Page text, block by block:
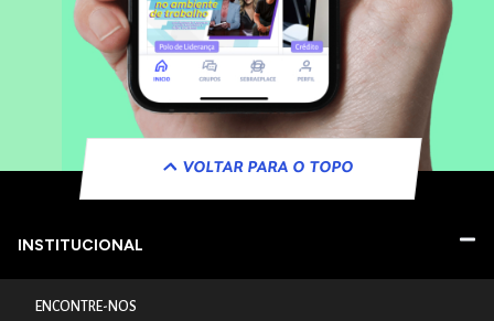
VOLTAR PARA O TOPO
INSTITUCIONAL
ENCONTRE-NOS